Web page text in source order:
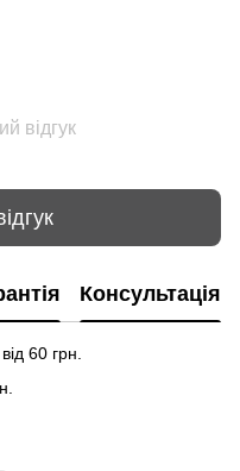
відгук
Консультація
60 грн.